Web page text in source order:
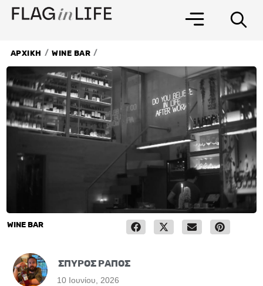
Μετάβαση
στο
ΑΡΧΙΚΗ / WINE BAR /
WINE BAR
ΣΠΥΡΟΣ ΡΑΠΟΣ
10 Ιουνίου, 2026